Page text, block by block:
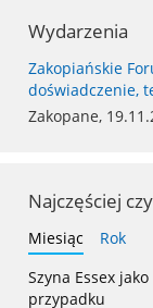
Wydarzenia
Zakopiańskie
doświadczenie,
Zakopane,
Najczęściej
Miesiąc
Rok
Szyna Essex
przypadku